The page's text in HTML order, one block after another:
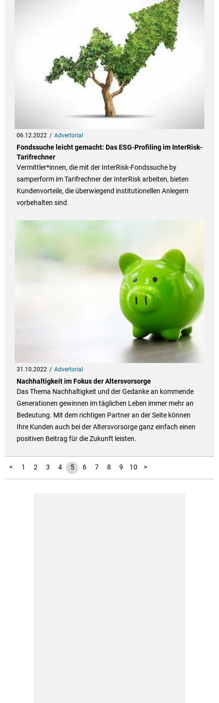
06.12.2022 Advertorial
Fondssuche leicht gemacht: Das ESG-Profiling im InterRisk-
Tarifrechner
Vermittler*innen, die mit der InterRisk-Fondssuche by
samperform im Tarifrechner der InterRisk arbeiten, bieten
Kundenvorteile, die überwiegend institutionellen Anlegern
vorbehalten sind.
31.10.2022 Advertorial
Nachhaltigkeit im Fokus der Altersvorsorge
Das Thema Nachhaltigkeit und der Gedanke an kommende
Generationen gewinnen im täglichen Leben immer mehr an
Bedeutung. Mit dem richtigen Partner an der Seite können
Ihre Kunden auch bei der Altersvorsorge ganz einfach einen
positiven Beitrag für die Zukunft leisten.
< 1 2 3 4 5 6 7 8 9 10
11
12
13
14
15
16
17
18
19
20
21
22
23
24
25
26
27
28
29
30
31
32
33
34
35
36
37
38
39
40 >